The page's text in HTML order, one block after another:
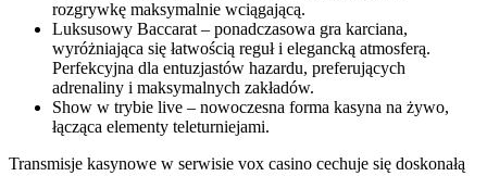
rozgrywkę maksymalnie wciągającą.
Luksusowy Baccarat – ponadczasowa gra karciana,
wyróżniająca się łatwością reguł i elegancką atmosferą.
Perfekcyjna dla entuzjastów hazardu, preferujących
adrenaliny i maksymalnych zakładów.
Show w trybie live – nowoczesna forma kasyna na żywo,
łącząca elementy teleturniejami.
Transmisje kasynowe w serwisie vox casino cechuje się doskonałą